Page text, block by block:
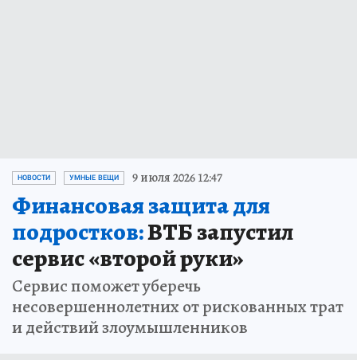
НОВОСТИ УМНЫЕ ВЕЩИ 9 июля 2026 12:47
Финансовая защита для
подростков:ВТБ запустил
сервис «второй руки»
Сервис поможет уберечь
несовершеннолетних от рискованных трат
и действий злоумышленников